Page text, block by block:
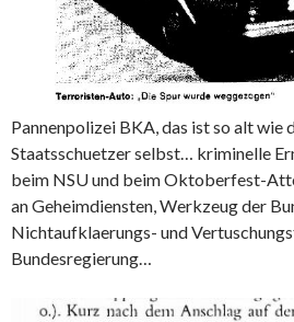
Pannenpolizei BKA, das ist so alt wie
Staatsschuetzer selbst… kriminelle
beim NSU und beim Oktoberfest-
an Geheimdiensten, Werkzeug der
Nichtaufklaerungs- und
Bundesregierung…